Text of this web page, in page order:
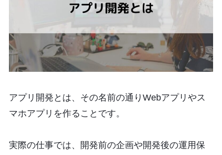
アプリ開発とは、その名前の通りWebアプリやス
マホアプリを作ることです。
実際の仕事では、開発前の企画や開発後の運用保